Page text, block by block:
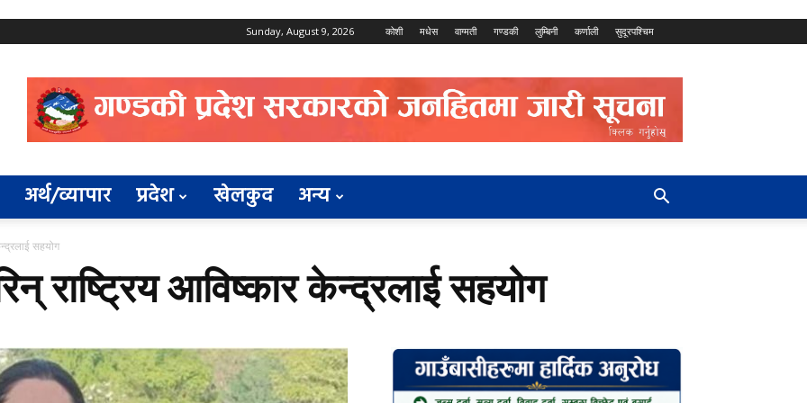
Sunday, August 9, 2026 कोशी मधेस वाग्मती गण्डकी लुम्बिनी कर्णाली सुदूरपश्चिम
अर्थ/व्यापार प्रदेश खेलकुद अन्य
सहयोग
राष्ट्रिय आविष्कार केन्द्रलाई सहयोग